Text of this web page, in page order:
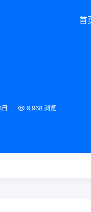
首
9,968 浏览